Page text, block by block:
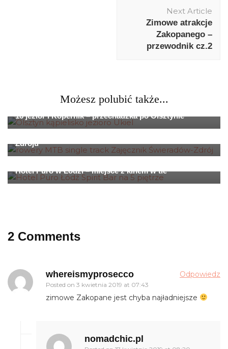
Next Article
Zimowe atrakcje
Zakopanego –
przewodnik cz.2
Możesz polubić także...
Polska
16 jezior i Kopernik – przechadzka po Olsztynie
Podróże Polska
Zdroju
Polska
Hotel Puro w Łodzi – miejsce z kinem w tle
2 Comments
whereismyprosecco
Posted on 3 kwietnia 2019 at 07:43
Odpowiedz
zimowe Zakopane jest chyba najładniejsze
nomadchic.pl